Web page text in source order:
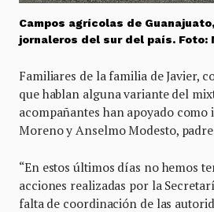
Campos agrícolas de
jornaleros del sur del país. Foto:
Familiares de la familia de Javier,
que hablan alguna variante del
acompañantes han apoyado
Moreno y Anselmo Modesto,
“En estos últimos días no hemos
acciones realizadas por la
falta de coordinación de las